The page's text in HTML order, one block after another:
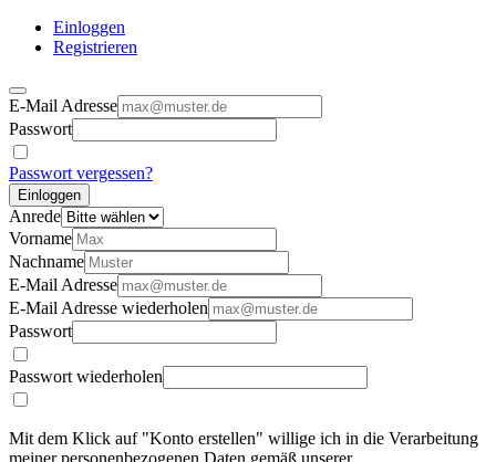
Einloggen
Registrieren
E-Mail Adresse
Passwort
Passwort vergessen?
Einloggen
Anrede
Vorname
Nachname
E-Mail Adresse
E-Mail Adresse wiederholen
Passwort
Passwort wiederholen
Mit dem Klick auf "Konto erstellen" willige ich in die Verarbeitung
meiner personenbezogenen Daten gemäß unserer